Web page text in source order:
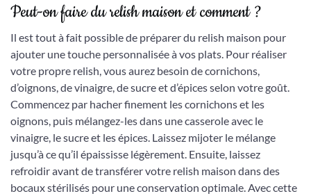
Peut-on faire du relish maison et comment ?
Il est tout à fait possible de préparer du relish maison pour
ajouter une touche personnalisée à vos plats. Pour réaliser
votre propre relish, vous aurez besoin de cornichons,
d’oignons, de vinaigre, de sucre et d’épices selon votre goût.
Commencez par hacher finement les cornichons et les
oignons, puis mélangez-les dans une casserole avec le
vinaigre, le sucre et les épices. Laissez mijoter le mélange
jusqu’à ce qu’il épaississe légèrement. Ensuite, laissez
refroidir avant de transférer votre relish maison dans des
bocaux stérilisés pour une conservation optimale. Avec cette